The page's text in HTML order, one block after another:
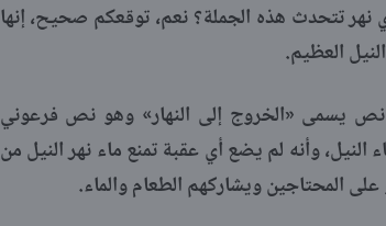
نهر تتحدث هذه الجملة؟ نعم، توقعكم صحيح، إنها
العظيم.
يسمى «الخروج إلى النهار» وهو نص فرعوني
النيل، وأنه لم يضع أي عقبة تمنع ماء نهر النيل من
على المحتاجين ويشاركهم الطعام والماء.